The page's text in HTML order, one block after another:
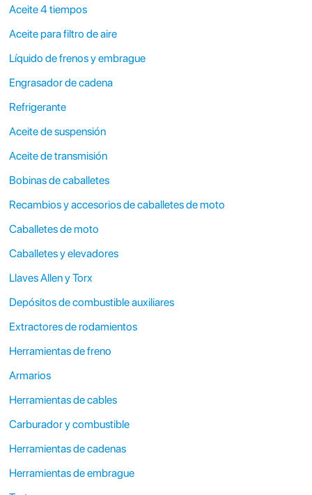
Aceite 4 tiempos
Aceite para filtro de aire
Líquido de frenos y embrague
Engrasador de cadena
Refrigerante
Aceite de suspensión
Aceite de transmisión
Bobinas de caballetes
Recambios y accesorios de caballetes de moto
Caballetes de moto
Caballetes y elevadores
Llaves Allen y Torx
Depósitos de combustible auxiliares
Extractores de rodamientos
Herramientas de freno
Armarios
Herramientas de cables
Carburador y combustible
Herramientas de cadenas
Herramientas de embrague